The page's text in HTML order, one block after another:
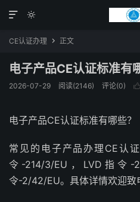


CE认证办理  正文
电子产品CE认证标准有
2026-07-29 阅读(2146) 评论(0) 
电子产品CE认证标准有哪些？
常见的电子产品办理CE认
令-214/3/EU，LVD指令-
令-2/42/EU。具体详情欢迎致